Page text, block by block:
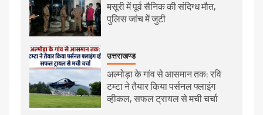
मसूरी में पूर्व सैनिक की संदिग्ध मौत,
पुलिस जांच में जुटी
उत्तराखण्ड
अल्मोड़ा के गांव से आसमान तक: रवि
टम्टा ने तैयार किया पर्सनल फ्लाइंग
व्हीकल, सफल ट्रायल से मची चर्चा